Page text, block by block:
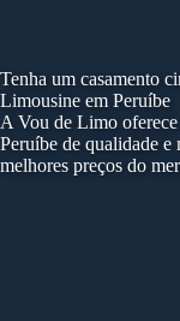
Tenha um casamento
Limousine em Peruíbe
A Vou de Limo
Peruíbe de qualidade
melhores preços do